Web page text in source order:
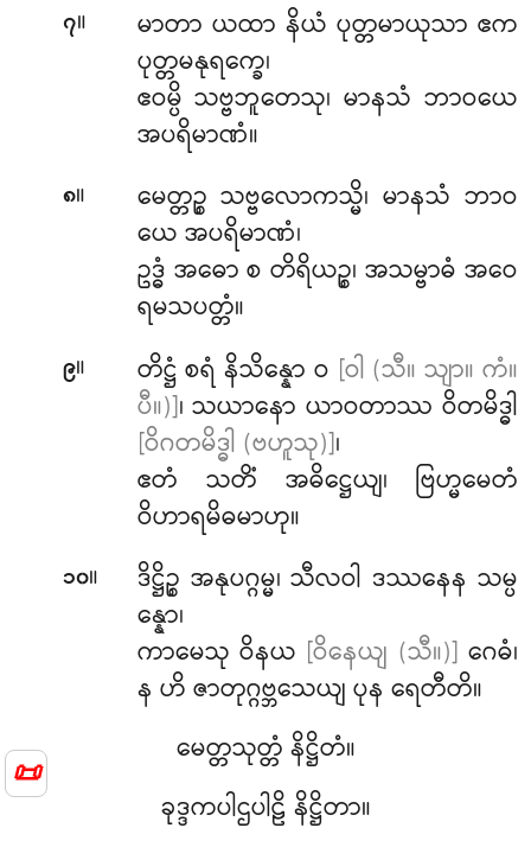
📜
၇။ မာတာ ယထာ နိယံ ပုတ္တမာယုသာ ဧက
ပုတ္တမနုရက္ခေ၊
ဧဝမ္ပိ သဗ္ဗဘူတေသု၊ မာနသံ ဘာဝယေ
အပရိမာဏံ။
၈။ မေတ္တဉ္စသဗ္ဗလောကသ္မိ၊ မာနသံ ဘာဝ
ယေ အပရိမာဏံ၊
ဥဒ္ဓံ အဓော စ တိရိယဉ္စ၊ အသမ္ဗာဓံ အဝေ
ရမသပတ္တံ။
၉။ တိဋ္ဌံ စရံ နိသိန္နော ဝ [ဝါ (သီ။ သျာ။ ကံ။
ပီ။)]၊ သယာနော ယာဝတာဿ ဝိတမိဒ္ဓါ
[ဝိဂတမိဒ္ဓါ (ဗဟူသု)]၊
ဧတံ သတိံ အဓိဋ္ဌေယျ၊ ဗြဟ္မမေတံ
ဝိဟာရမိဓမာဟု။
၁၀။ ဒိဋ္ဌိဉ္စ အနုပဂ္ဂမ္မ၊ သီလဝါ ဒဿနေန သမ္ပ
န္နော၊
ကာမေသု ဝိနယ [ဝိနေယျ (သီ။)] ဂေဓံ၊
န ဟိ ဇာတုဂ္ဂဗ္ဘသေယျ ပုန ရေတီတိ။
မေတ္တသုတ္တံ နိဋ္ဌိတံ။
ခုဒ္ဒကပါဌပါဠိ နိဋ္ဌိတာ။